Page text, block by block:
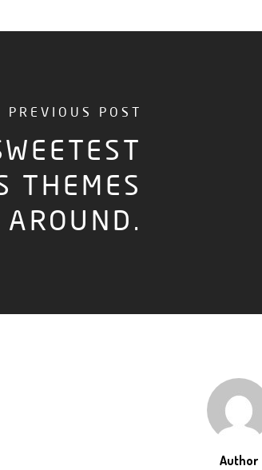
PREVIOUS POST
THEMES
AROUND.
Author